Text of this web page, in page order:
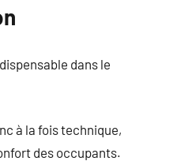
dans le
à la fois technique,
des occupants.